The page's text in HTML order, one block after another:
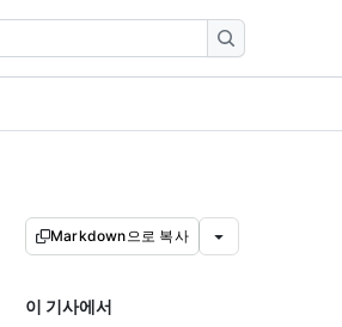
Markdown으로 복사
이 기사에서